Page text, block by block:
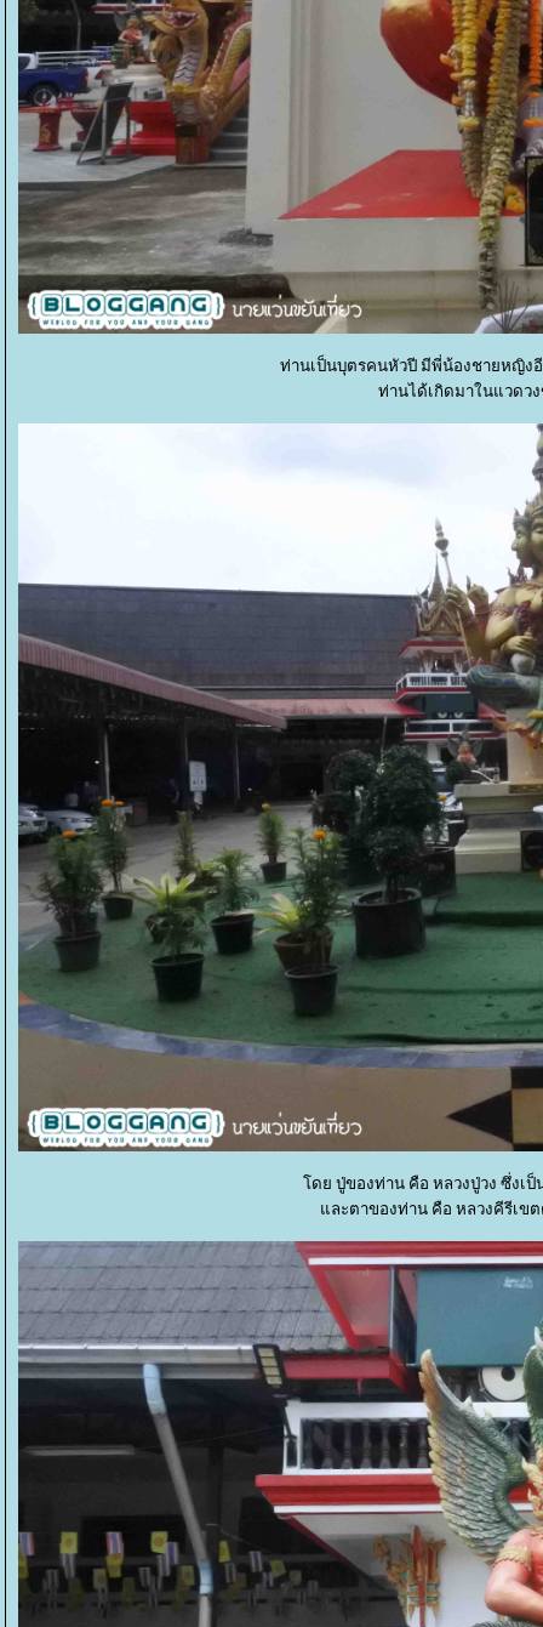
ท่านเป็นบุตรคนหัวปี มีพี่น้องชายหญิง
ท่านได้เกิดมาในแวดว
ดย ปู่ของท่าน คือ หลวงปู่วง ซึ่งเ
ละตาของท่าน คือ หลวงคีรีเขต